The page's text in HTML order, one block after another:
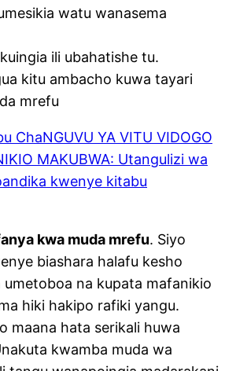
watu wanasema
ili ubahatishe tu.
kitu ambacho kuwa tayari
mrefu
ChaNGUVU YA VITU VIDOGO
MAKUBWA: Utangulizi wa
kwenye kitabu
kwa muda mrefu. Siyo
biashara halafu kesho
umetoboa na kupata mafanikio
hiki hakipo rafiki yangu.
maana hata serikali huwa
kwamba muda wa